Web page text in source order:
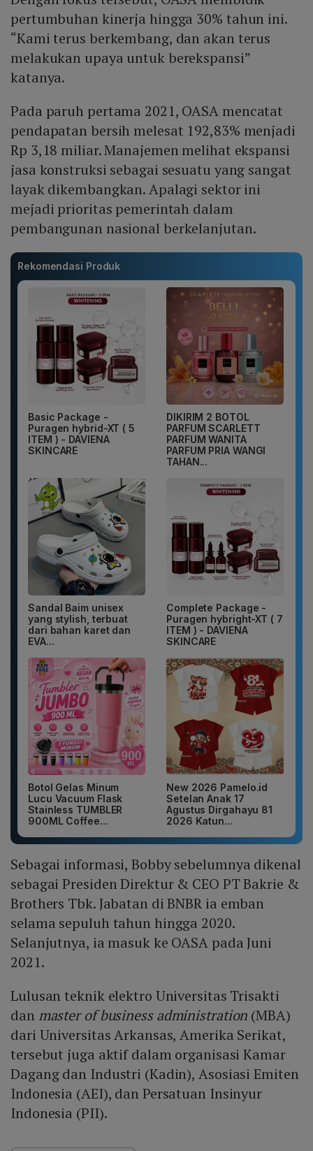
pertumbuhan kinerja hingga 30% tahun ini.
“Kami terus berkembang, dan akan terus
melakukan upaya untuk berekspansi”
katanya.
Pada paruh pertama 2021, OASA mencatat
pendapatan bersih melesat 192,83% menjadi
Rp 3,18 miliar. Manajemen melihat ekspansi
jasa konstruksi sebagai sesuatu yang sangat
layak dikembangkan. Apalagi sektor ini
mejadi prioritas pemerintah dalam
pembangunan nasional berkelanjutan.
Rekomendasi Produk
Basic Package -
Puragen hybrid-XT ( 5
ITEM ) - DAVIENA
SKINCARE
DIKIRIM 2 BOTOL
PARFUM SCARLETT
PARFUM WANITA
PARFUM PRIA WANGI
TAHAN...
Sandal Baim unisex
yang stylish, terbuat
dari bahan karet dan
EVA...
Complete Package -
Puragen hybright-XT ( 7
ITEM ) - DAVIENA
SKINCARE
Botol Gelas Minum
Lucu Vacuum Flask
Stainless TUMBLER
900ML Coffee...
New 2026 Pamelo.id
Setelan Anak 17
Agustus Dirgahayu 81
2026 Katun...
Sebagai informasi, Bobby sebelumnya dikenal
sebagai Presiden Direktur & CEO PT Bakrie &
Brothers Tbk. Jabatan di BNBR ia emban
selama sepuluh tahun hingga 2020.
Selanjutnya, ia masuk ke OASA pada Juni
2021.
Lulusan teknik elektro Universitas Trisakti
dan master of business administration (MBA)
dari Universitas Arkansas, Amerika Serikat,
tersebut juga aktif dalam organisasi Kamar
Dagang dan Industri (Kadin), Asosiasi Emiten
Indonesia (AEI), dan Persatuan Insinyur
Indonesia (PII).